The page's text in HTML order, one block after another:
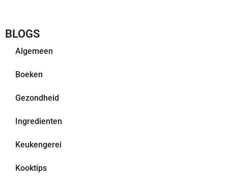
BLOGS
Algemeen
Boeken
Gezondheid
Ingredienten
Keukengerei
Kooktips